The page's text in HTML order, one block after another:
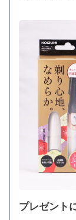
プレゼント